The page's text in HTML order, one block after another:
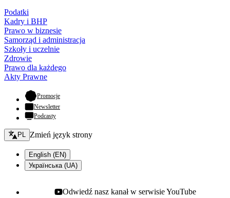
Podatki
Kadry i BHP
Prawo w biznesie
Samorząd i administracja
Szkoły i uczelnie
Zdrowie
Prawo dla każdego
Akty Prawne
Promocje- otwiera się w nowej karcie
Newsletter
Podcasty
Zmień język - bieżący:
PL Zmień język strony
English (EN)
Українська (UA)
Youtube - otwiera się w nowej karcie
Odwiedź nasz kanał w serwisie YouTube